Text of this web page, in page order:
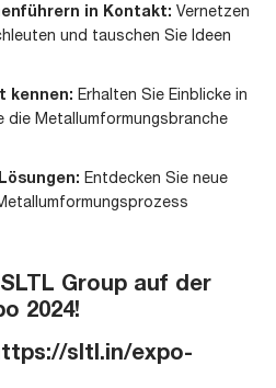
in Kontakt: Vernetzen
und tauschen Sie Ideen
kennen: Erhalten Sie Einblicke in
die Metallumformungsbranche
Entdecken Sie neue
Group auf der
2024!
sltl.in/expo-